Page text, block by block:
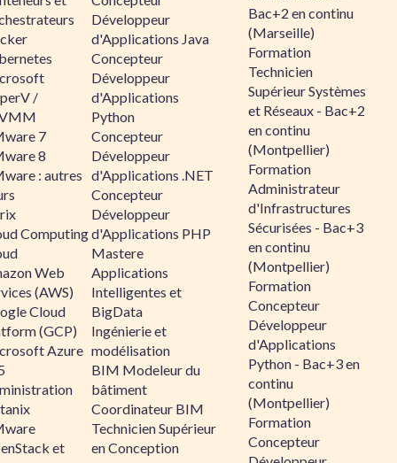
/
7
8
: autres
Computing
Web
(AWS)
Cloud
(GCP)
Azure
et
Développeur
d'Applications Java
Concepteur
Développeur
d'Applications
Python
Concepteur
Développeur
d'Applications .NET
Concepteur
Développeur
d'Applications PHP
Mastere
Applications
Intelligentes et
BigData
Ingénierie et
modélisation
BIM Modeleur du
bâtiment
Coordinateur BIM
Technicien Supérieur
en Conception
Bac+2 en continu
(Marseille)
Formation
Technicien
Supérieur Systèmes
et Réseaux - Bac+2
en continu
(Montpellier)
Formation
Administrateur
d'Infrastructures
Sécurisées - Bac+3
en continu
(Montpellier)
Formation
Concepteur
Développeur
d'Applications
Python - Bac+3 en
continu
(Montpellier)
Formation
Concepteur